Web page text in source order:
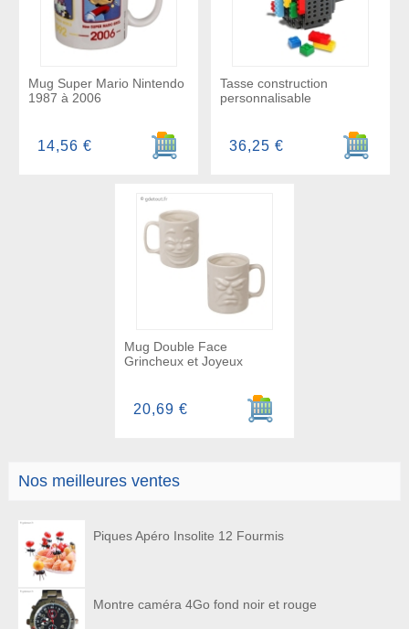
Nos meilleures ventes
Piques Apéro Insolite 12 Fourmis
Montre caméra 4Go fond noir et rouge
Mug Super Mario Nintendo
1987 à 2006
Ajouter au panier
14,56 €
Tasse construction
personnalisable
Ajouter
36,25 €
Mug Double Face
Grincheux et Joyeux
Ajouter au panier
20,69 €